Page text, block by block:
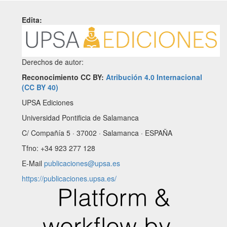
Edita:
Derechos de autor:
Reconocimiento CC BY: Atribución 4.0 Internacional
(CC BY 40)
UPSA Ediciones
Universidad Pontificia de Salamanca
C/ Compañía 5 · 37002 · Salamanca · ESPAÑA
Tfno: +34 923 277 128
E-Mail publicaciones@upsa.es
https://publicaciones.upsa.es/